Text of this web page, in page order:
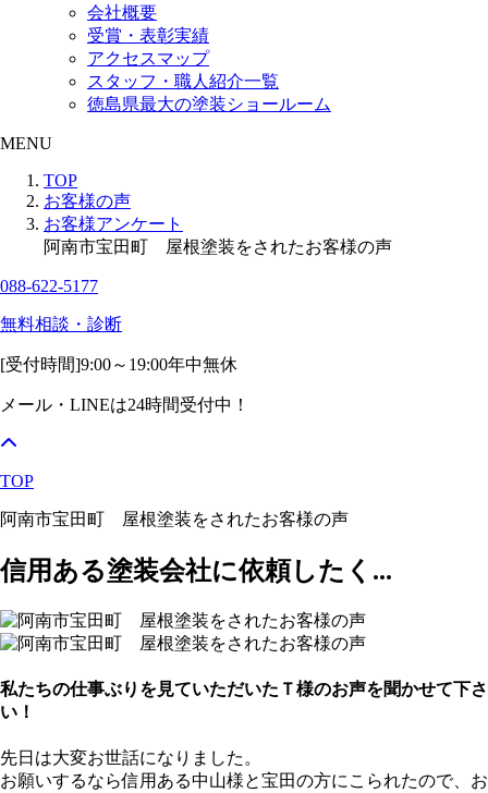
会社概要
受賞・表彰実績
アクセスマップ
スタッフ・職人紹介一覧
徳島県最大の塗装ショールーム
MENU
TOP
お客様の声
お客様アンケート
阿南市宝田町 屋根塗装をされたお客様の声
088-622-5177
無料相談・診断
[受付時間]9:00～19:00年中無休
メール・LINEは24時間受付中！
TOP
阿南市宝田町 屋根塗装をされたお客様の声
信用ある塗装会社に依頼したく...
私たちの仕事ぶりを見ていただいたＴ様のお声を聞かせて下さ
い！
先日は大変お世話になりました。
お願いするなら信用ある中山様と宝田の方にこられたので、お